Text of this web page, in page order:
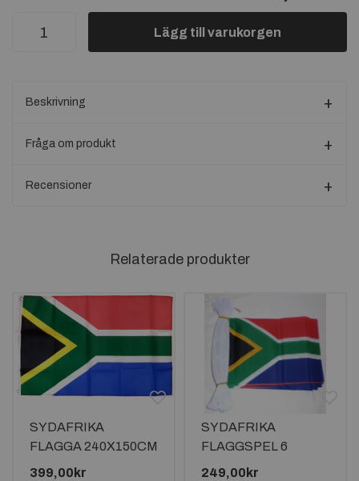
Lägg till varukorgen
Beskrivning
Fråga om produkt
Recensioner
Relaterade produkter
SYDAFRIKA
FLAGGA 240X150CM
*Läs beskrivningen*
399,00kr
SYDAFRIKA
FLAGGSPEL 6
METER LÅNGT MED
249,00kr